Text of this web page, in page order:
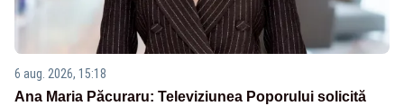
6 aug. 2026, 15:18
Ana Maria Păcuraru: Televiziunea Poporului solicită